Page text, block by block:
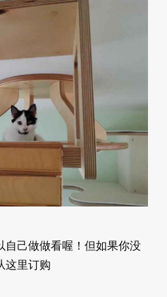
自己做做看喔！但如果你没
这里订购